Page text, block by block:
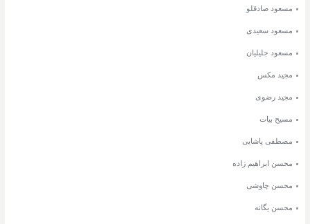
مسعود صادقلو
مسعود سعیدی
مسعود جلیلیان
مجید مکس
مجید رضوی
مسیح بیات
مصطفی پاشایی
محسن ابراهیم زاده
محسن چاوشی
محسن یگانه